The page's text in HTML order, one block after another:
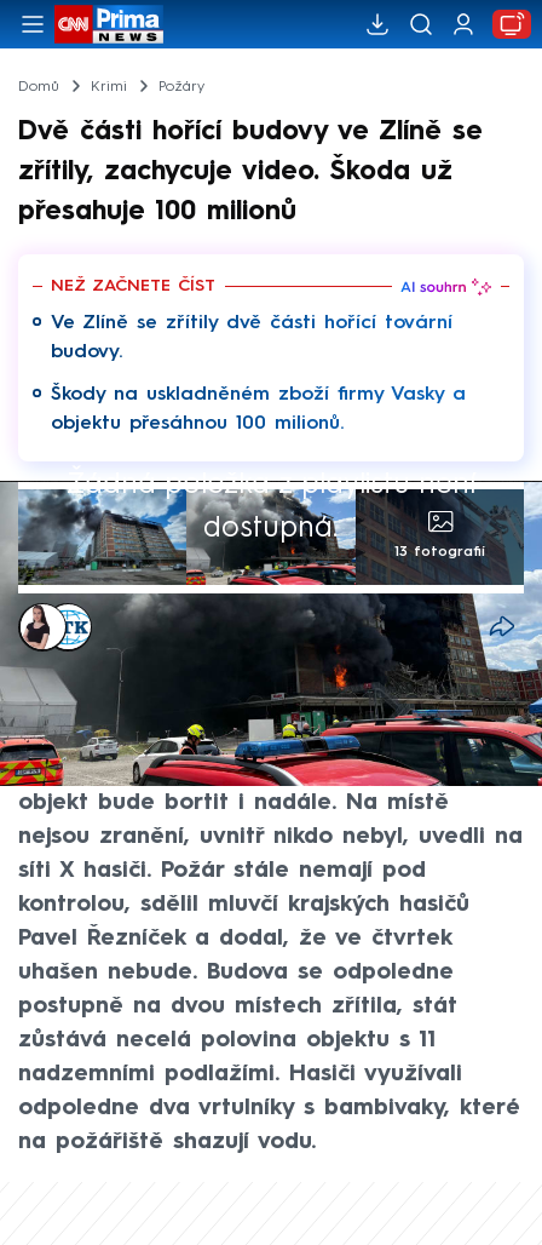
Domů Krimi Požáry
Dvě části hořící budovy ve Zlíně se
zřítily, zachycuje video. Škoda už
přesahuje 100 milionů
NEŽ ZAČNETE ČÍST
Ve Zlíně se zřítily dvě části hořící tovární
budovy.
Škody na uskladněném zboží firmy Vasky a
objektu přesáhnou 100 milionů.
Žádná položka z playlistu není
dostupná.
13 fotografií
Monika Kabourková
Akt. 9. čvc 2026, 18:45
Dvě části hořící budovy v bývalém
baťovském továrním areálu ve Zlíně se ve
čtvrtek odpoledne zřítily a hrozí, že se
objekt bude bortit i nadále. Na místě
nejsou zranění, uvnitř nikdo nebyl, uvedli na
síti X hasiči. Požár stále nemají pod
kontrolou, sdělil mluvčí krajských hasičů
Pavel Řezníček a dodal, že ve čtvrtek
uhašen nebude. Budova se odpoledne
postupně na dvou místech zřítila, stát
zůstává necelá polovina objektu s 11
nadzemními podlažími. Hasiči využívali
odpoledne dva vrtulníky s bambivaky, které
na požářiště shazují vodu.